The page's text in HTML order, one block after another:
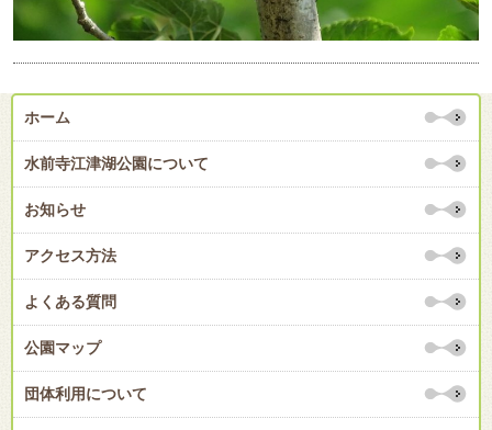
ホーム
水前寺江津湖公園について
お知らせ
アクセス方法
よくある質問
公園マップ
団体利用について